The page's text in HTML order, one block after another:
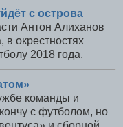
с острова
Антон Алиханов
в окрестностях
2018 года.
команды и
с футболом, но